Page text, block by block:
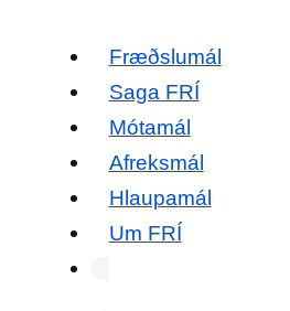
Fræðslumál
Saga FRÍ
Mótamál
Afreksmál
Hlaupamál
Um FRÍ